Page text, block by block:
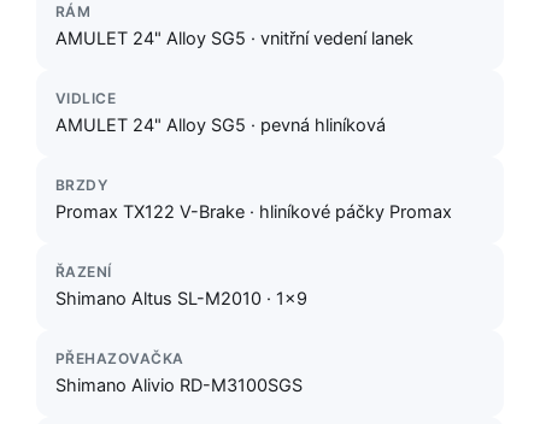
RÁM
AMULET 24" Alloy SG5 · vnitřní vedení lanek
VIDLICE
AMULET 24" Alloy SG5 · pevná hliníková
BRZDY
Promax TX122 V-Brake · hliníkové páčky Promax
ŘAZENÍ
Shimano Altus SL-M2010 · 1×9
PŘEHAZOVAČKA
Shimano Alivio RD-M3100SGS